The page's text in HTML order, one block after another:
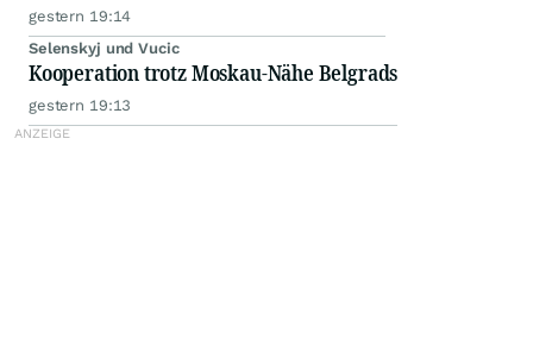
gestern 19:14
Selenskyj und Vucic
Kooperation trotz Moskau-Nähe Belgrads
gestern 19:13